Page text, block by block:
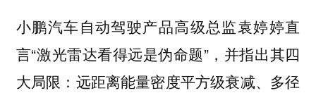
小鹏汽车自动驾驶产品高级总监袁婷婷直
言“激光雷达看得远是伪命题”，并指出其四
大局限：远距离能量密度平方级衰减、多径